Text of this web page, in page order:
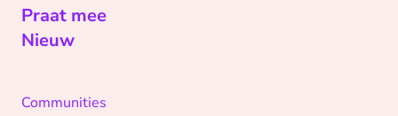
Praat mee
Nieuw
Communities